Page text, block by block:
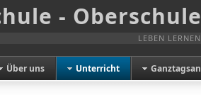
-
LEBEN LERNEN
Über uns Unterricht